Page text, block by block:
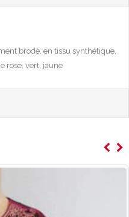
brodé, en tissu synthétique,
rose, vert, jaune